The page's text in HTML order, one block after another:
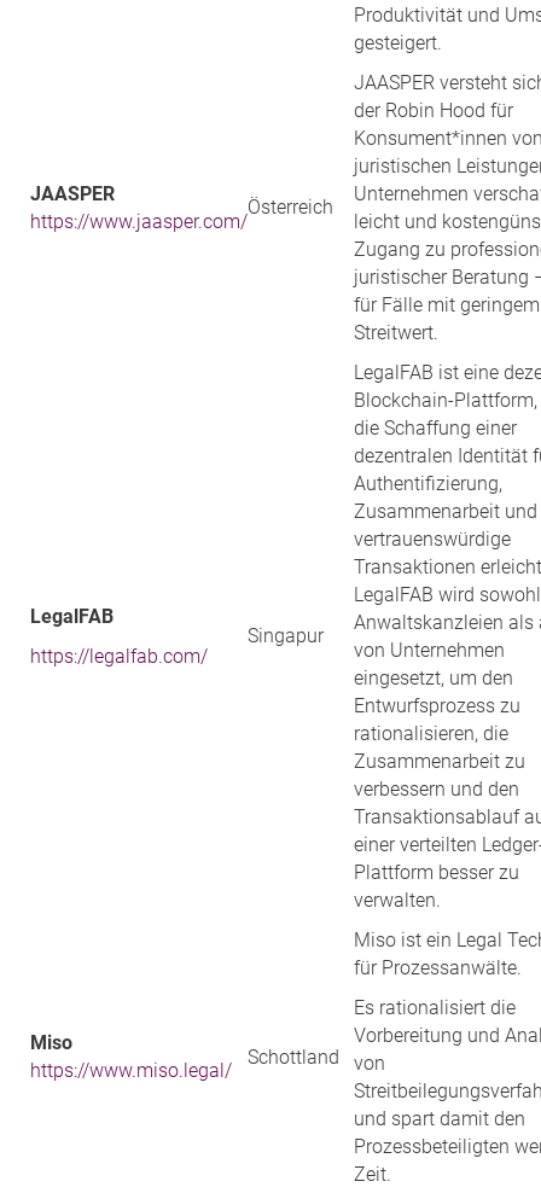
Produktivität und
gesteigert.
JAASPER
https://www.jaasper.com/
Österreich
JAASPER versteht
der Robin Hood für
Konsument*innen
juristischen
Unternehmen
leicht und
Zugang zu
juristischer Beratung
für Fälle mit geringem
Streitwert.
LegalFAB
https://legalfab.com/
Singapur
LegalFAB ist eine
Blockchain-Plattform,
die Schaffung einer
dezentralen Identität
Authentifizierung,
Zusammenarbeit und
vertrauenswürdige
Transaktionen
LegalFAB wird
Anwaltskanzleien als
von Unternehmen
eingesetzt, um den
Entwurfsprozess zu
rationalisieren, die
Zusammenarbeit zu
verbessern und den
Transaktionsablauf
einer verteilten
Plattform besser zu
verwalten.
Miso
https://www.miso.legal/
Schottland
Miso ist ein Legal
für Prozessanwälte.
Es rationalisiert die
Vorbereitung und
von
und spart damit den
Prozessbeteiligten
Zeit.